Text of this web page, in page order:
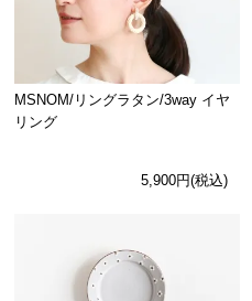
MSNOM/リングラタン/3way イヤ
リング
5,900円(税込)